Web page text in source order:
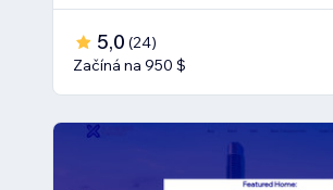
5,0 (24)
Začíná na 950 $